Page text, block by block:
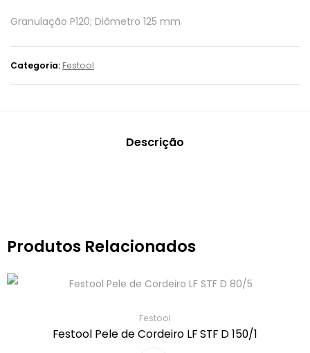
Granulação P120; Diâmetro 125 mm
Categoria: Festool
Descrição
Produtos Relacionados
Festool
Festool Pele de Cordeiro LF STF D 150/1